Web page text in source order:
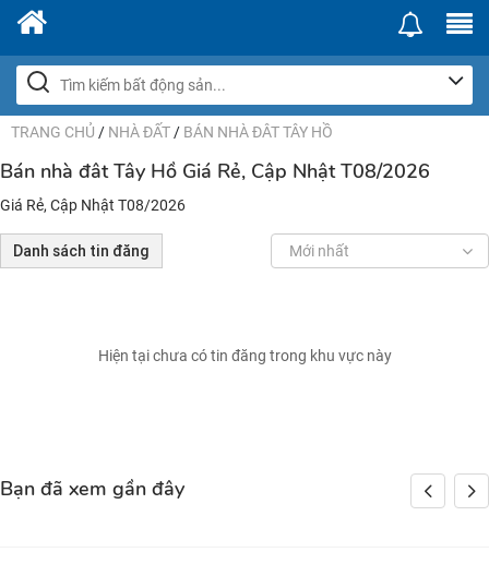
TRANG CHỦ / NHÀ ĐẤT / BÁN NHÀ ĐÂT TÂY HỒ
Bán nhà đât Tây Hồ Giá Rẻ, Cập Nhật T08/2026
Giá Rẻ, Cập Nhật T08/2026
Danh sách tin đăng Mới nhất
Hiện tại chưa có tin đăng trong khu vực này
Bạn đã xem gần đây